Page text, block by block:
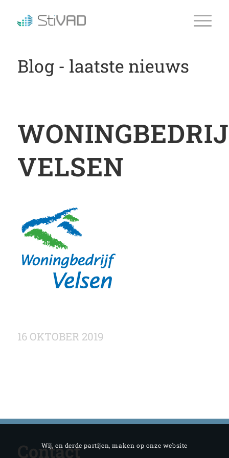
Blog - laatste nieuws
VELSEN
16 OKTOBER 2019
Contact
Wij, en derde partijen, maken op onze website